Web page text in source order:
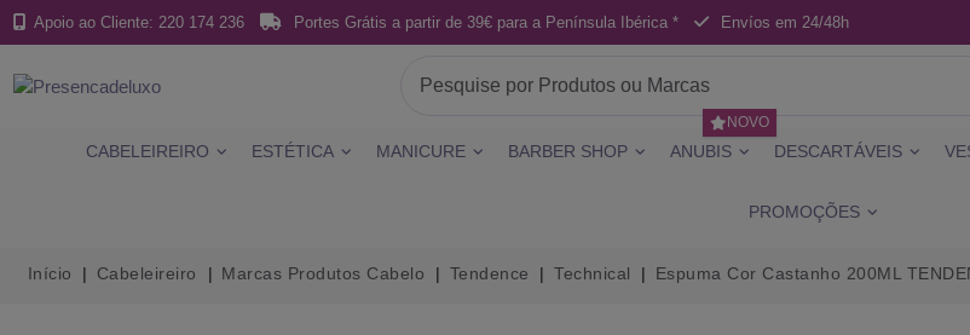
Apoio ao Cliente: 220 174 236 Portes Grátis a partir de 39€ para a Península Ibérica * Envíos em 24/48h
CABELEIREIRO ESTÉTICA MANICURE BARBER SHOP ANUBIS
NOVO
DESCARTÁVEIS
PROMOÇÕES
Início Cabeleireiro Marcas Produtos Cabelo Tendence Technical Espuma Cor Castanho 200ML